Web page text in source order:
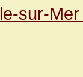
sur-